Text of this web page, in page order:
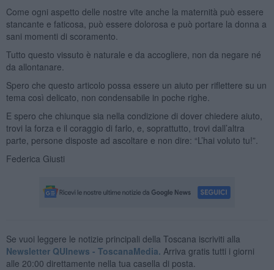
Come ogni aspetto delle nostre vite anche la maternità può essere
stancante e faticosa, può essere dolorosa e può portare la donna a
sani momenti di scoramento.
Tutto questo vissuto è naturale e da accogliere, non da negare né
da allontanare.
Spero che questo articolo possa essere un aiuto per riflettere su un
tema così delicato, non condensabile in poche righe.
E spero che chiunque sia nella condizione di dover chiedere aiuto,
trovi la forza e il coraggio di farlo, e, soprattutto, trovi dall’altra
parte, persone disposte ad ascoltare e non dire: “L’hai voluto tu!”.
Federica Giusti
Se vuoi leggere le notizie principali della Toscana iscriviti alla
Newsletter QUInews - ToscanaMedia. Arriva gratis tutti i giorni
alle 20:00 direttamente nella tua casella di posta.